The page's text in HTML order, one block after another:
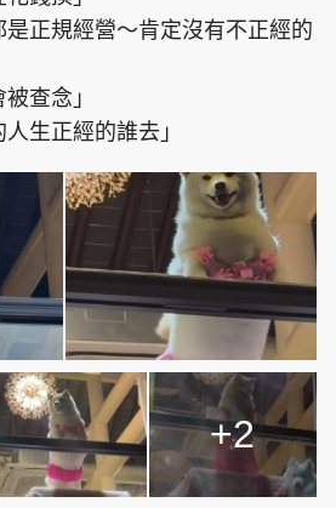
是正規經營～肯定沒有不正經的
查念」
生正經的誰去」
+2